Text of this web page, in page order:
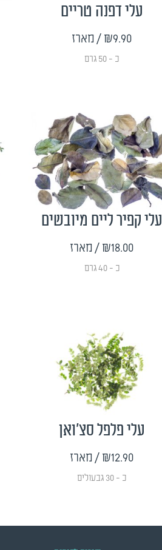
עלי דפנה טריים
₪9.90/ מארז
כ - 50 גרם
עלי קפיר ליים מיובשים
₪18.00/ מארז
כ - 40 גרם
עלי פלפל סצ'ואן
₪12.90/ מארז
כ - 30 גבעולים